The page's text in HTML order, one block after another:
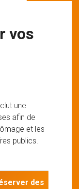
vos
une
afin de
et les
publics.
des